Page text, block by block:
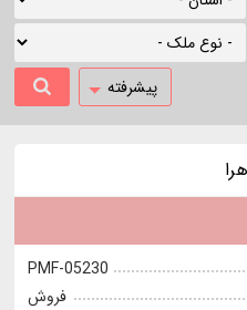
پیشرفته
PMF-05230
فروش